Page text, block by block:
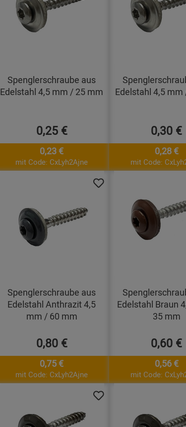
Spenglerschraube aus
Edelstahl 4,5 mm / 25 mm
0,25 €
0,23 €
mit Code: CxLyh2Ajne
Edelstahl 4,5
0,30 €
0,28 €
mit Code:
Spenglerschraube aus
Edelstahl Anthrazit 4,5
mm / 60 mm
0,80 €
0,75 €
mit Code: CxLyh2Ajne
Edelstahl Braun
35 mm
0,60 €
0,56 €
mit Code: